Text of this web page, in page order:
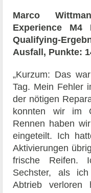
Marco
Experience M4
Qualifying-
Ausfall, Punkte:
„Kurzum: Das
Tag. Mein Fehler
der nötigen
konnten wir im
Rennen haben
eingeteilt. Ich
Aktivierungen
frische Reifen.
Sechster, als
Abtrieb